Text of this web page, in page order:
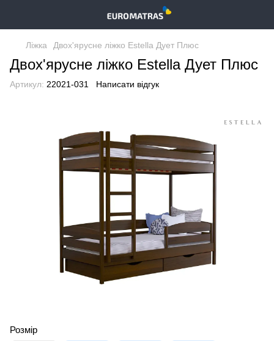
Ліжка Двох'ярусне ліжко Estella Дует Плюс
Двох'ярусне ліжко Estella Дует Плюс
Артикул: 22021-031 Написати відгук
Розмір